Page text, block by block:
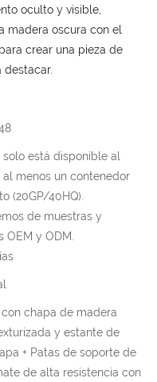
oculto y visible,
madera oscura con el
crear una pieza de
solo está disponible al
menos un contenedor
(20GP/40HQ).
de muestras y
OEM y ODM.
chapa de madera
y estante de
+ Patas de soporte de
de alta resistencia con